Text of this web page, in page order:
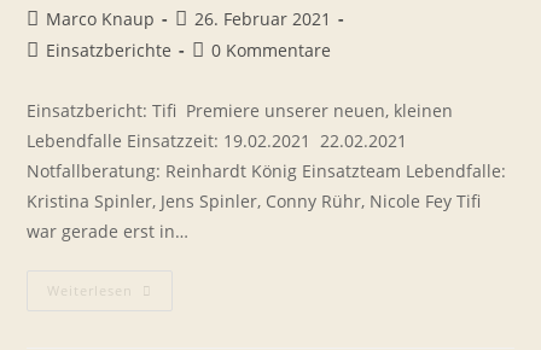
Beitrags-
Autor:
Marco Knaup
Beitrag
veröffentlicht:
26. Februar 2021
Beitrags-
Einsatzberichte
Beitrags-
0 Kommentare
Einsatzbericht: Tifi  Premiere unserer neuen, kleinen
Lebendfalle Einsatzzeit: 19.02.2021  22.02.2021
Notfallberatung: Reinhardt König Einsatzteam Lebendfalle:
Kristina Spinler, Jens Spinler, Conny Rühr, Nicole Fey Tifi
war gerade erst in…
Weiterlesen Einsatzbericht